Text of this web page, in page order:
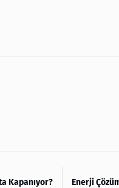
Kapanıyor?
Enerji